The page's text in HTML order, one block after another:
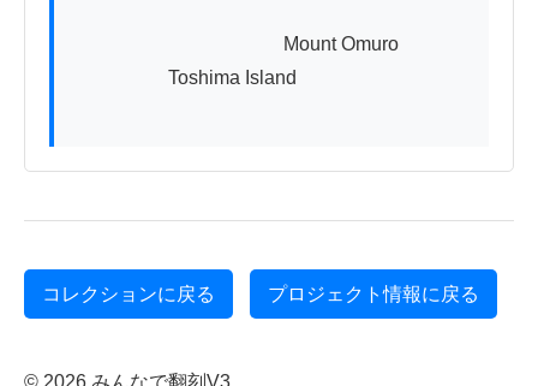
コレクションに戻る プロジェクト情報に戻る
© 2026 みんなで翻刻V3